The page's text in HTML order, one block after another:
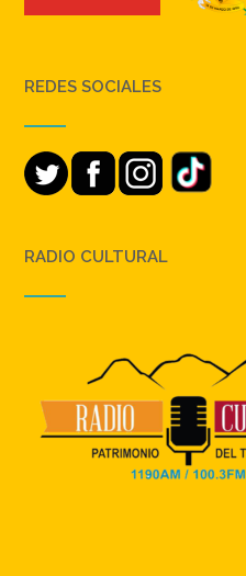
REDES SOCIALES
RADIO CULTURAL